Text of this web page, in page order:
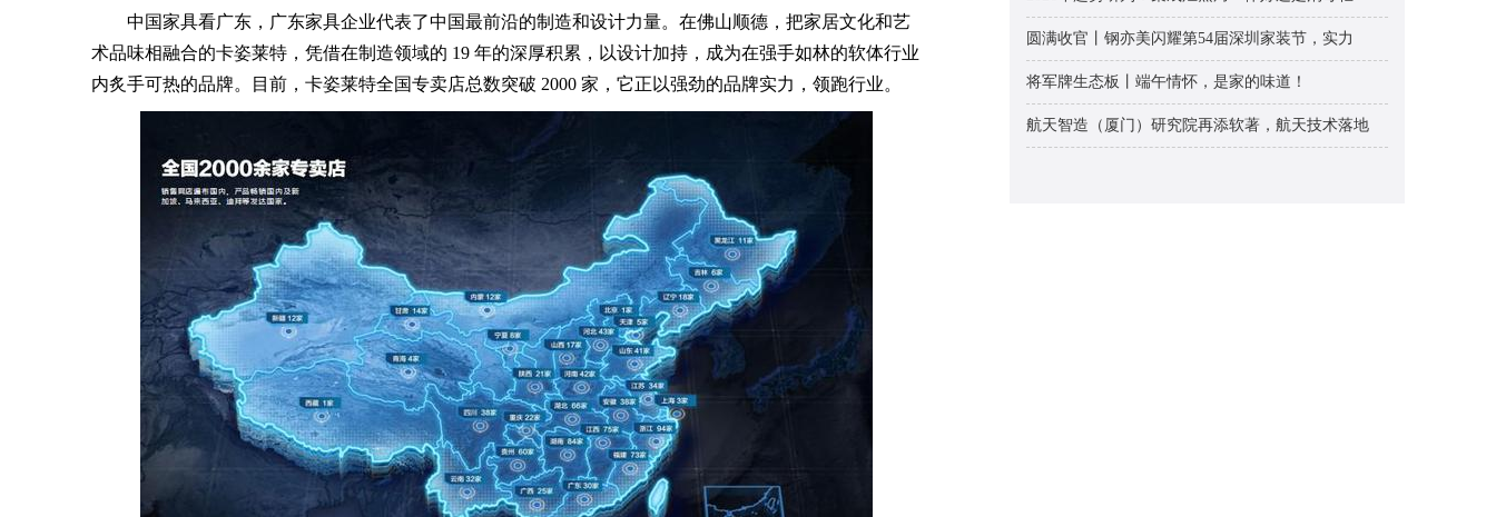
中国家具看广东，广东家具企业代表了中国最前沿的制造和设计力量。在佛山顺德，把家居文化和艺
术品味相融合的卡姿莱特，凭借在制造领域的 19 年的深厚积累，以设计加持，成为在强手如林的软体行业
内炙手可热的品牌。目前，卡姿莱特全国专卖店总数突破 2000 家，它正以强劲的品牌实力，领跑行业。
圆满收官丨钢亦美闪耀第54届深圳家装节，实力
将军牌生态板丨端午情怀，是家的味道！
航天智造（厦门）研究院再添软著，航天技术落地